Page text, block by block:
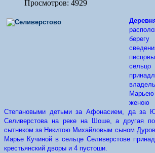
Просмотров: 4929
Степановыми детьми за Афонасием, да за
Селиверстова на реке на Шоше, а другая
сытником за Никитою Михайловым сыном
Марье Кучиной в сельце Селиверстове
крестьянский дворы и 4 пустоши.